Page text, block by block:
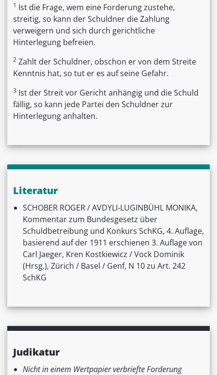
1 Ist die Frage, wem eine Forderung zustehe,
streitig, so kann der Schuldner die Zahlung
verweigern und sich durch gerichtliche
Hinterlegung befreien.
2 Zahlt der Schuldner, obschon er von dem Streite
Kenntnis hat, so tut er es auf seine Gefahr.
3 Ist der Streit vor Gericht anhängig und die Schuld
fällig, so kann jede Partei den Schuldner zur
Hinterlegung anhalten.
Literatur
SCHOBER ROGER / AVDYLI-LUGINBÜHL MONIKA,
Kommentar zum Bundesgesetz über
Schuldbetreibung und Konkurs SchKG, 4. Auflage,
basierend auf der 1911 erschienen 3. Auflage von
Carl Jaeger, Kren Kostkiewicz / Vock Dominik
(Hrsg.), Zürich / Basel / Genf, N 10 zu Art. 242
SchKG
Judikatur
Nicht in einem Wertpapier verbriefte Forderung